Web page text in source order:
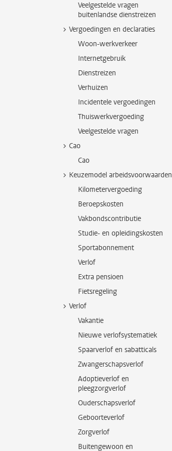
Veelgestelde vragen
buitenlandse dienstreizen
Vergoedingen en declaraties
Woon-werkverkeer
Internetgebruik
Dienstreizen
Verhuizen
Incidentele vergoedingen
Thuiswerkvergoeding
Veelgestelde vragen
Cao
Cao
Keuzemodel arbeidsvoorwaarden
Kilometervergoeding
Beroepskosten
Vakbondscontributie
Studie- en opleidingskosten
Sportabonnement
Verlof
Extra pensioen
Fietsregeling
Verlof
Vakantie
Nieuwe verlofsystematiek
Spaarverlof en sabatticals
Zwangerschapsverlof
Adoptieverlof en
pleegzorgverlof
Ouderschapsverlof
Geboorteverlof
Zorgverlof
Buitengewoon en